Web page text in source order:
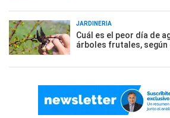
JARDINERÍA
Cuál es el peor día de
árboles frutales, según